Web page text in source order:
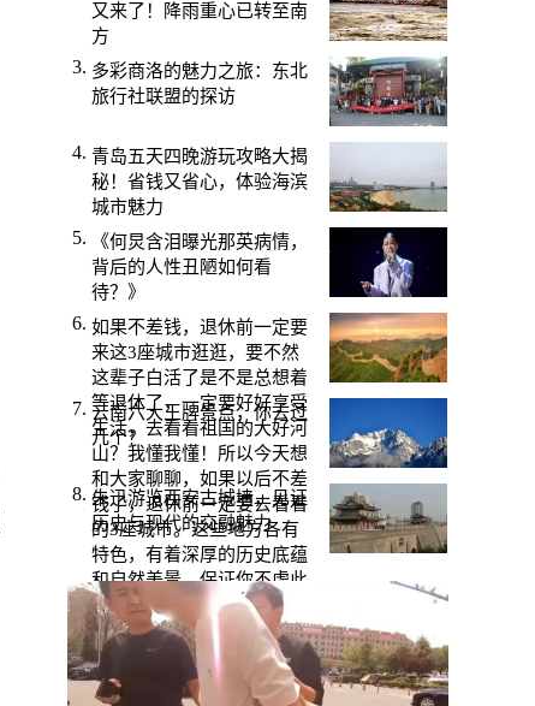
又来了！降雨重心已转至南
方
多彩商洛的魅力之旅：东北
旅行社联盟的探访
青岛五天四晚游玩攻略大揭
秘！省钱又省心，体验海滨
城市魅力
《何炅含泪曝光那英病情，
背后的人性丑陋如何看
待？》
如果不差钱，退休前一定要
来这3座城市逛逛，要不然
这辈子白活了是不是总想着
等退休了，一定要好好享受
生活，去看看祖国的大好河
山？我懂我懂！所以今天想
和大家聊聊，如果以后不差
钱了，退休前一定要去看看
的3座城市。这些地方各有
特色，有着深厚的历史底蕴
和自然美景，保证你不虚此
行！
云南六大王牌景点，你去过
几个？
朱迅游览西安古城墙，见证
历史与现代的交融魅力